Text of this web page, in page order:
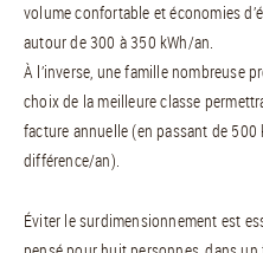
volume confortable et économies
autour de 300 à 350 kWh/an.
À l’inverse, une famille nombreuse
choix de la meilleure classe
facture annuelle (en passant de
différence/an).
Éviter le surdimensionnement est